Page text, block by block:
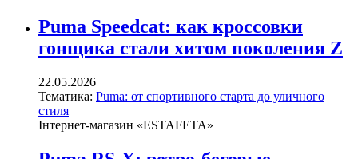
Puma Speedcat: как кроссовки
гонщика стали хитом поколения Z
22.05.2026
Тематика: Puma: от спортивного старта до уличного
стиля
Інтернет-магазин «ESTAFETA»